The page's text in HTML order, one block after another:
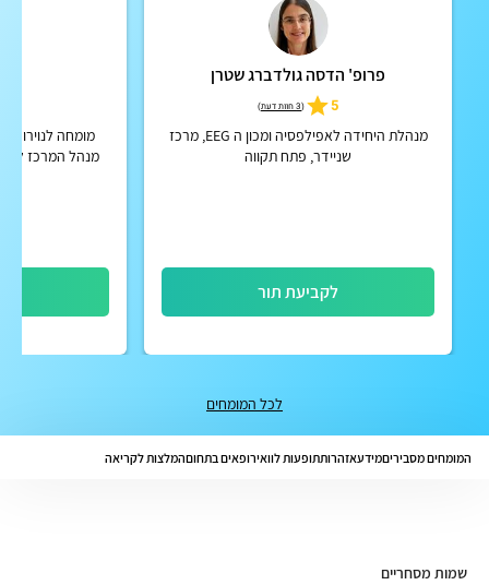
פרופ' הדסה גולדברג שטרן
5
(3 חוות דעת )
מנהלת היחידה לאפילפסיה ומכון ה EEG, מרכז
שניידר, פתח תקווה
לקביעת תור
מומחה
מנהל המרכז
לכל המומחים
המומחים מסביריםמידעאזהרותתופעות לוואירופאים בתחוםהמלצות לקריאה
שמות מסחריים